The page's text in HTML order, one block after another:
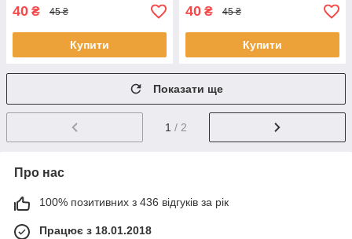
40 ₴ 45 ₴
Купити
40 ₴ 45 ₴
Купити
Показати ще
1 / 2
Про нас
100% позитивних з 436 відгуків за рік
Працює з 18.01.2018